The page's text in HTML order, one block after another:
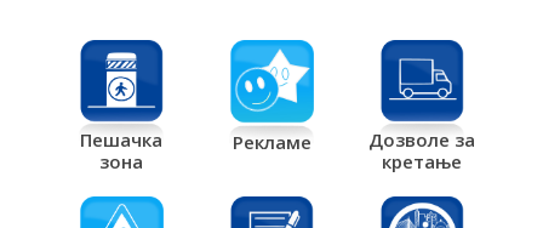
Пешачка
зона
Рекламе
Дозволе за
кретање